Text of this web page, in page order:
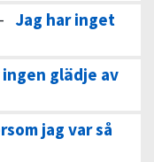
Jag har inget
ingen glädje av
jag var så